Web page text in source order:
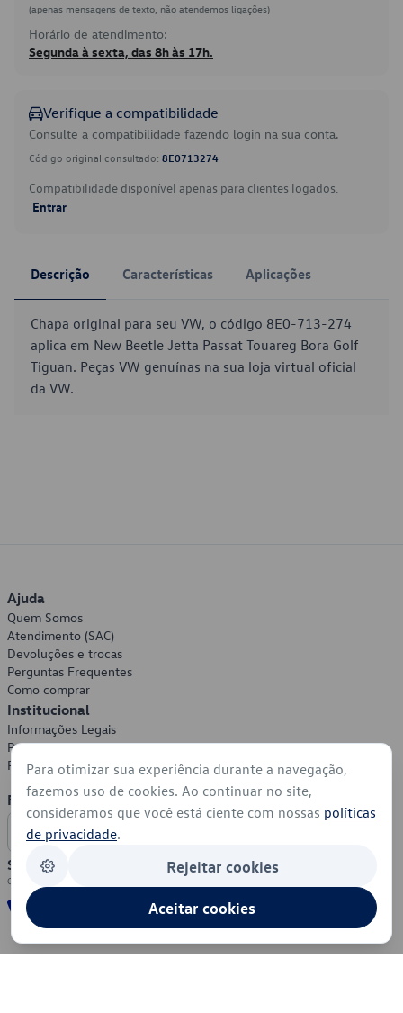
(apenas mensagens de texto, não atendemos ligações)
Horário de atendimento:
Segunda à sexta, das 8h às 17h.
Verifique a compatibilidade
Consulte a compatibilidade fazendo login na sua conta.
Código original consultado: 8E0713274
Compatibilidade disponível apenas para clientes logados.
Entrar
Descrição Características Aplicações
Chapa original para seu VW, o código 8E0-713-274
aplica em New Beetle Jetta Passat Touareg Bora Golf
Tiguan. Peças VW genuínas na sua loja virtual oficial
da VW.
Ajuda
Quem Somos
Atendimento (SAC)
Devoluções e trocas
Perguntas Frequentes
Como comprar
Institucional
Informações Legais
Política de Privacidade
Política de Cookies
Formas de Pagamento
Segurança
Para otimizar sua experiência durante a navegação,
fazemos uso de cookies. Ao continuar no site,
consideramos que você está ciente com nossas políticas
de privacidade.
Rejeitar cookies
Aceitar cookies